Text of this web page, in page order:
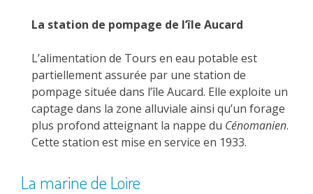
La station de pompage de l’île Aucard
L’alimentation de Tours en eau potable est
partiellement assurée par une station de
pompage située dans l’île Aucard. Elle exploite un
captage dans la zone alluviale ainsi qu’un forage
plus profond atteignant la nappe du Cénomanien.
Cette station est mise en service en 1933.
La marine de Loire